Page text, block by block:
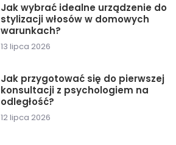
Jak wybrać idealne urządzenie do
stylizacji włosów w domowych
warunkach?
13 lipca 2026
Jak przygotować się do pierwszej
konsultacji z psychologiem na
odległość?
12 lipca 2026